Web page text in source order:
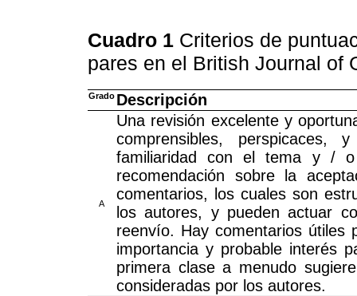
Cuadro 1 Criterios de
pares en el British Journal of
Grado Descripción
A
Una revisión excelente y
comprensibles, perspicaces,
familiaridad con el tema y /
recomendación sobre la
comentarios, los cuales son
los autores, y pueden actuar
reenvío. Hay comentarios útiles
importancia y probable interés
primera clase a menudo
consideradas por los autores.